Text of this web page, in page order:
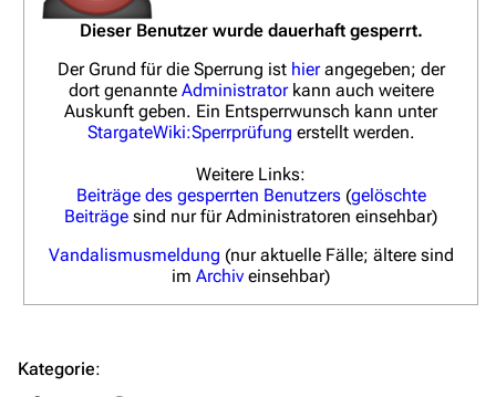
Fanprojekte
Mitmachen
Hilfe
Autorenportal
Themengruppen
Letzte Änderungen
FAQ
Dieser Benutzer wurde dauerhaft gesperrt.
Der Grund für die Sperrung ist hierangegeben; der
dort genannte Administratorkann auch weitere
Auskunft geben. Ein Entsperrwunsch kann unter
StargateWiki:Sperrprüfung erstellt werden.
Weitere Links:
Beiträge des gesperrten Benutzers(gelöschte
Beiträge sind nur für Administratoren einsehbar)
Vandalismusmeldung (nur aktuelle Fälle; ältere sind
im Archiv einsehbar)
Kategorie: